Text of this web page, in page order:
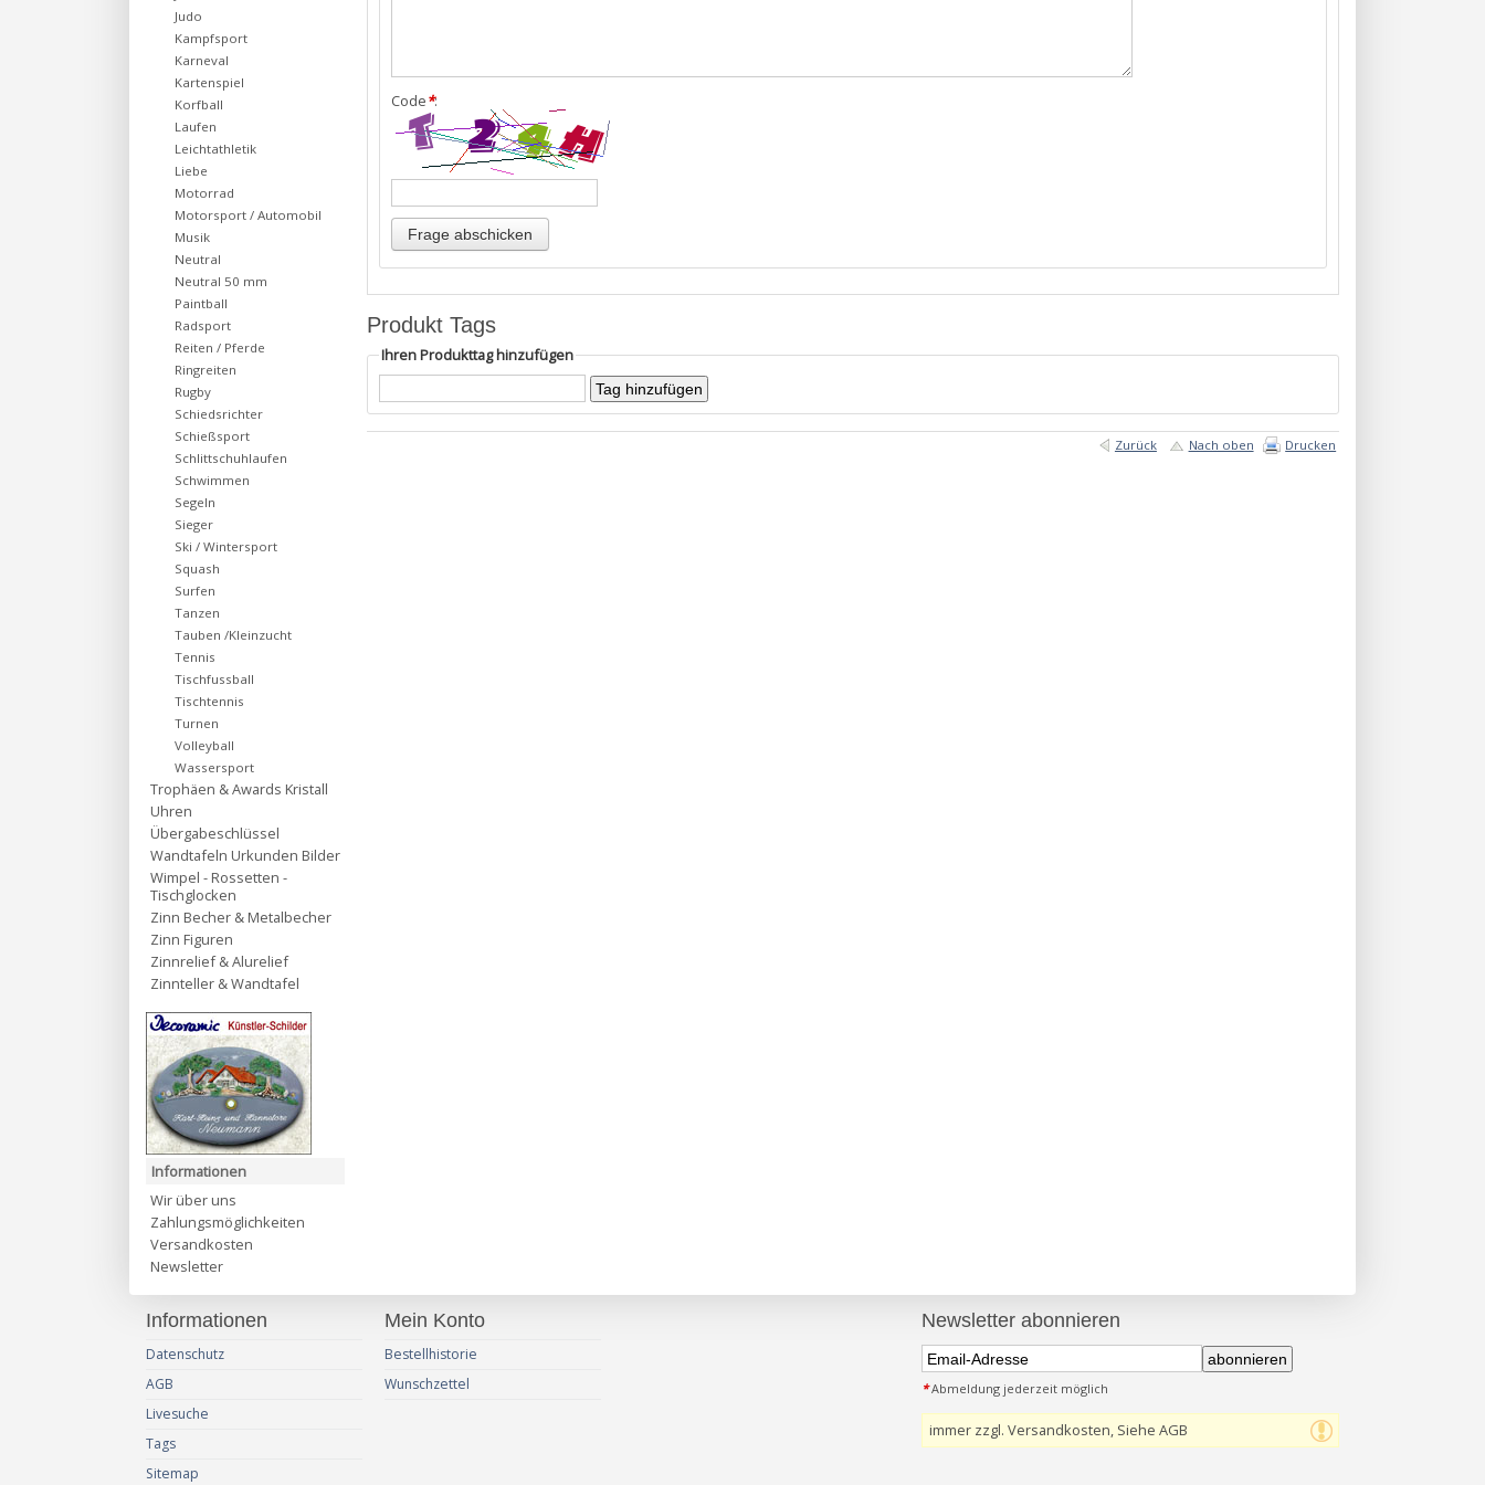
Code*:
Produkt Tags
Ihren Produkttag hinzufügen
Zurück Nach oben Drucken
Judo
Kampfsport
Karneval
Kartenspiel
Korfball
Laufen
Leichtathletik
Liebe
Motorrad
Motorsport / Automobil
Musik
Neutral
Neutral 50 mm
Paintball
Radsport
Reiten / Pferde
Ringreiten
Rugby
Schiedsrichter
Schießsport
Schlittschuhlaufen
Schwimmen
Segeln
Sieger
Ski / Wintersport
Squash
Surfen
Tanzen
Tauben /Kleinzucht
Tennis
Tischfussball
Tischtennis
Turnen
Volleyball
Wassersport
Trophäen & Awards Kristall
Uhren
Übergabeschlüssel
Wandtafeln Urkunden Bilder
Wimpel - Rossetten -
Tischglocken
Zinn Becher & Metalbecher
Zinn Figuren
Zinnrelief & Alurelief
Zinnteller & Wandtafel
Informationen
Wir über uns
Zahlungsmöglichkeiten
Versandkosten
Newsletter
Informationen
Datenschutz
AGB
Livesuche
Tags
Sitemap
Mein Konto
Bestellhistorie
Wunschzettel
Newsletter abonnieren
abonnieren
*Abmeldung jederzeit möglich
immer zzgl. Versandkosten, Siehe AGB